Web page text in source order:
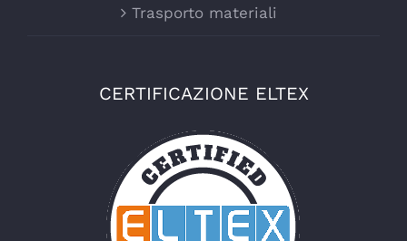
Trasporto materiali
CERTIFICAZIONE ELTEX